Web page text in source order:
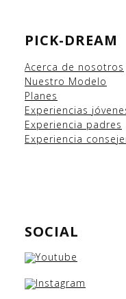
PICK-DREAM
Acerca de nosotros
Nuestro Modelo
Planes
Experiencias
Experiencia padres
Experiencia
SOCIAL